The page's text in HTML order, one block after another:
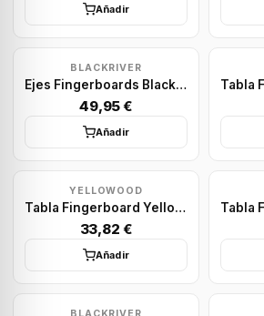
Añadir
BLACKRIVER
Ejes Fingerboards Blackriver: Wide 2.0 Gold/Gold 32
49,95 €
Añadir
YELLOWOOD
Tabla Fingerboard Yellowood: YW Green
33,82 €
Añadir